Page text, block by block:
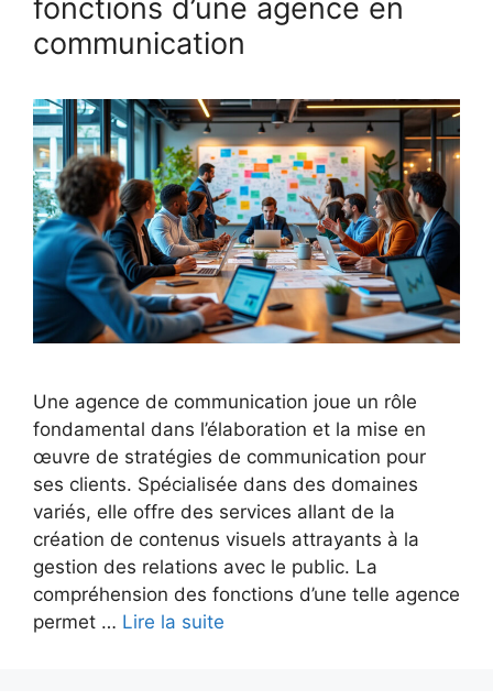
fonctions d’une agence en
communication
Une agence de communication joue un rôle
fondamental dans l’élaboration et la mise en
œuvre de stratégies de communication pour
ses clients. Spécialisée dans des domaines
variés, elle offre des services allant de la
création de contenus visuels attrayants à la
gestion des relations avec le public. La
compréhension des fonctions d’une telle agence
permet … Lire la suite